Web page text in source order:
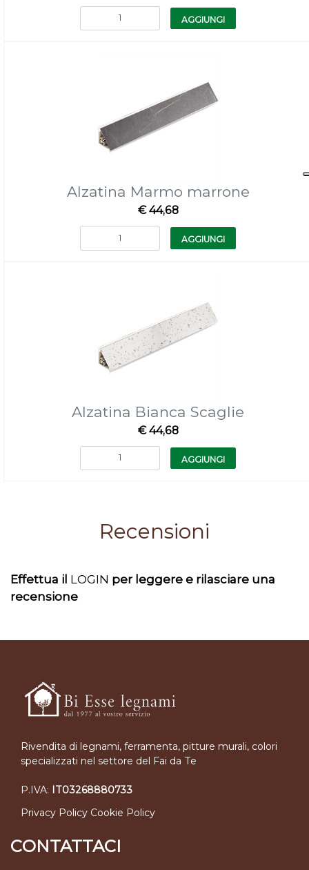
Quantità
AGGIUNGI
Alzatina Marmo marrone
€ 44,68
Quantità
AGGIUNGI
Alzatina Bianca Scaglie
€ 44,68
Quantità
AGGIUNGI
Recensioni
Effettua il LOGIN per leggere e rilasciare una
recensione
Rivendita di legnami, ferramenta, pitture murali, colori
specializzati nel settore del Fai da Te
P.IVA: IT03268880733
Privacy Policy Cookie Policy
CONTATTACI